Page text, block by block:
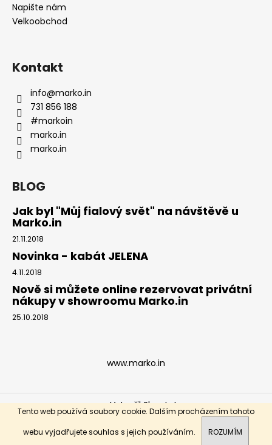
Tento web používá soubory cookie. Dalším procházením tohoto
webu vyjadřujete souhlas s jejich používáním.
ROZUMÍM
Napište nám
Velkoobchod
Kontakt
info@marko.in
731 856 188
#markoin
marko.in
marko.in
BLOG
Jak byl "Můj fialový svět" na návštěvě u
Marko.in
21.11.2018
Novinka - kabát JELENA
4.11.2018
Nově si můžete online rezervovat privátní
nákupy v showroomu Marko.in
25.10.2018
www.marko.in
Vytvořil Shoptet